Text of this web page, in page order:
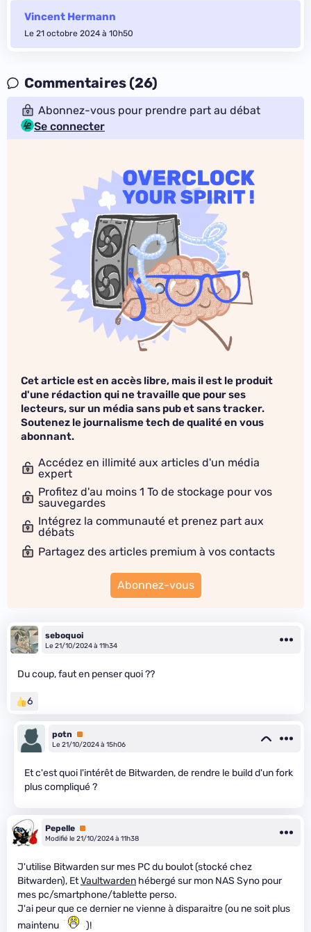
Vincent Hermann
Le 21 octobre 2024 à 10h50
Commentaires (26)
Abonnez-vous pour prendre part au débat
Se connecter
Cet article est en accès libre, mais il est le produit
d'une rédaction qui ne travaille que pour ses
lecteurs, sur un média sans pub et sans tracker.
Soutenez le journalisme tech de qualité en vous
abonnant.
Accédez en illimité aux articles d'un média
expert
Profitez d'au moins 1 To de stockage pour vos
sauvegardes
Intégrez la communauté et prenez part aux
débats
Partagez des articles premium à vos contacts
Abonnez-vous
seboquoi
Le 21/10/2024 à 11h34
Du coup, faut en penser quoi ??
6
potn
Premium
Le 21/10/2024 à 15h06
Et c'est quoi l'intérêt de Bitwarden, de rendre le build d'un fork
plus compliqué ?
Pepelle Premium
Modifié le 21/10/2024 à 11h38
J'utilise Bitwarden sur mes PC du boulot (stocké chez
Bitwarden), EtVaultwarden hébergé sur mon NAS Syno pour
mes pc/smartphone/tablette perso.
J'ai peur que ce dernier ne vienne à disparaitre (ou ne soit plus
maintenu
)!